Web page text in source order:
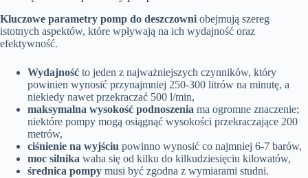
Kluczowe parametry pomp do deszczowni obejmują szereg
istotnych aspektów, które wpływają na ich wydajność oraz
efektywność.
Wydajność to jeden z najważniejszych czynników, który
powinien wynosić przynajmniej 250-300 litrów na minutę, a
niekiedy nawet przekraczać 500 l/min,
maksymalna wysokość podnoszenia ma ogromne znaczenie;
niektóre pompy mogą osiągnąć wysokości przekraczające 200
metrów,
ciśnienie na wyjściu powinno wynosić co najmniej 6-7 barów,
moc silnika waha się od kilku do kilkudziesięciu kilowatów,
średnica pompy musi być zgodna z wymiarami studni.